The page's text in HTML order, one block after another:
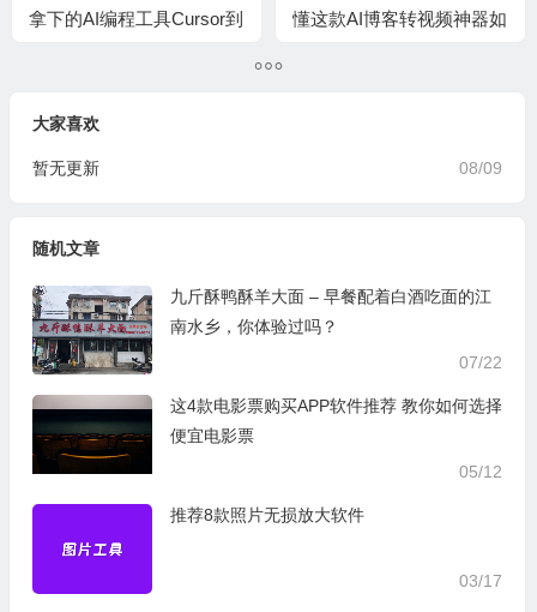
拿下的AI编程工具Cursor到
懂这款AI博客转视频神器如
大家喜欢
08/09
暂无更新
随机文章
九斤酥鸭酥羊大面 – 早餐配着白酒吃面的江
南水乡，你体验过吗？
07/22
这4款电影票购买APP软件推荐 教你如何选择
便宜电影票
05/12
推荐8款照片无损放大软件
03/17